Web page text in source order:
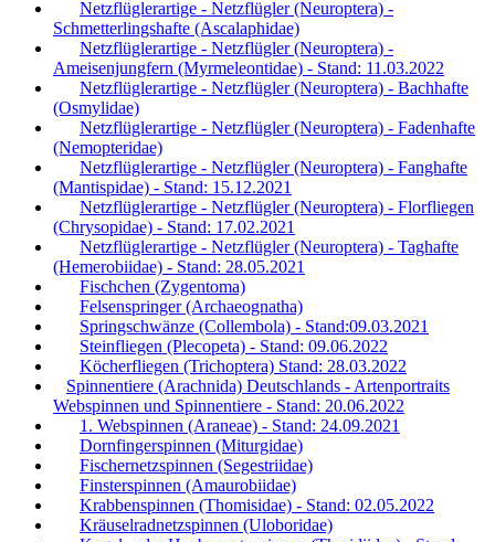
Netzflüglerartige - Netzflügler (Neuroptera) -
Schmetterlingshafte (Ascalaphidae)
Netzflüglerartige - Netzflügler (Neuroptera) -
Ameisenjungfern (Myrmeleontidae) - Stand: 11.03.2022
Netzflüglerartige - Netzflügler (Neuroptera) - Bachhafte
(Osmylidae)
Netzflüglerartige - Netzflügler (Neuroptera) - Fadenhafte
(Nemopteridae)
Netzflüglerartige - Netzflügler (Neuroptera) - Fanghafte
(Mantispidae) - Stand: 15.12.2021
Netzflüglerartige - Netzflügler (Neuroptera) - Florfliegen
(Chrysopidae) - Stand: 17.02.2021
Netzflüglerartige - Netzflügler (Neuroptera) - Taghafte
(Hemerobiidae) - Stand: 28.05.2021
Fischchen (Zygentoma)
Felsenspringer (Archaeognatha)
Springschwänze (Collembola) - Stand:09.03.2021
Steinfliegen (Plecopeta) - Stand: 09.06.2022
Köcherfliegen (Trichoptera) Stand: 28.03.2022
Spinnentiere (Arachnida) Deutschlands - Artenportraits
Webspinnen und Spinnentiere - Stand: 20.06.2022
1. Webspinnen (Araneae) - Stand: 24.09.2021
Dornfingerspinnen (Miturgidae)
Fischernetzspinnen (Segestriidae)
Finsterspinnen (Amaurobiidae)
Krabbenspinnen (Thomisidae) - Stand: 02.05.2022
Kräuselradnetzspinnen (Uloboridae)